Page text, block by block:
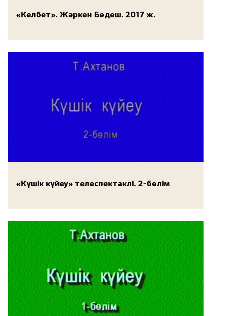
«Келбет». Жәркен Бөдеш. 2017 ж.
«Күшік күйеу» телеспектаклі. 2-бөлім